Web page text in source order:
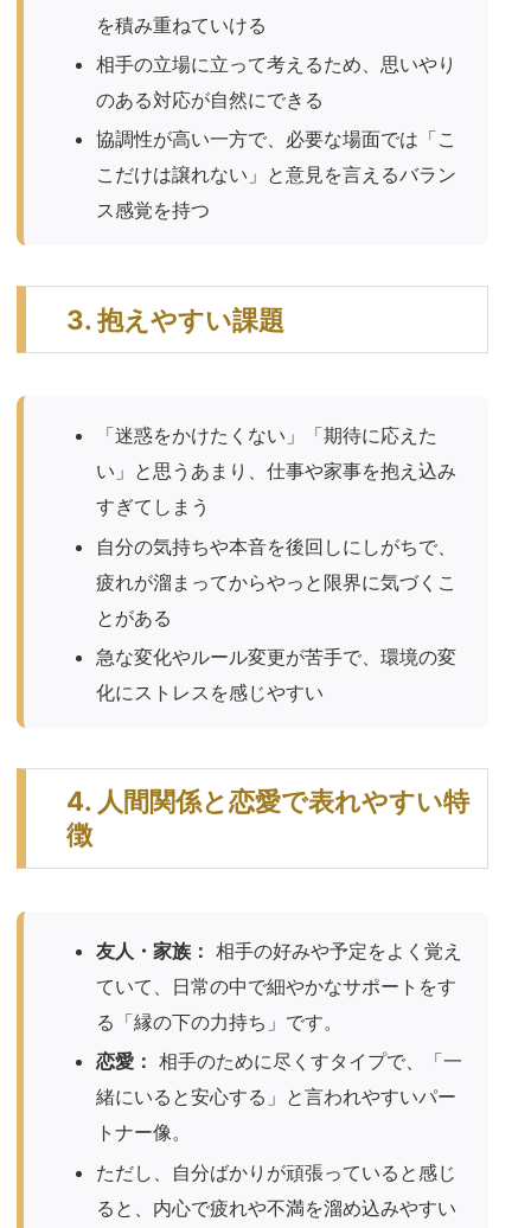
を積み重ねていける
相手の立場に立って考えるため、思いやり
のある対応が自然にできる
協調性が高い一方で、必要な場面では「こ
こだけは譲れない」と意見を言えるバラン
ス感覚を持つ
3. 抱えやすい課題
「迷惑をかけたくない」「期待に応えた
い」と思うあまり、仕事や家事を抱え込み
すぎてしまう
自分の気持ちや本音を後回しにしがちで、
疲れが溜まってからやっと限界に気づくこ
とがある
急な変化やルール変更が苦手で、環境の変
化にストレスを感じやすい
4. 人間関係と恋愛で表れやすい特
徴
友人・家族： 相手の好みや予定をよく覚え
ていて、日常の中で細やかなサポートをす
る「縁の下の力持ち」です。
恋愛： 相手のために尽くすタイプで、「一
緒にいると安心する」と言われやすいパー
トナー像。
ただし、自分ばかりが頑張っていると感じ
ると、内心で疲れや不満を溜め込みやすい